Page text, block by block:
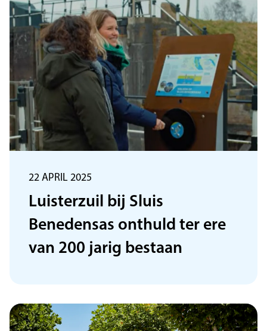
Luisterzuil bij Sluis
Benedensas onthuld ter ere
van 200 jarig bestaan
22 APRIL 2025